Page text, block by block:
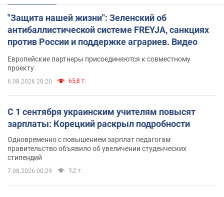
"Защита нашей жизни": Зеленский об
антибаллистической системе FREYJA, санкциях
против России и поддержке аграриев. Видео
Европейские партнеры присоединяются к совместному
проекту
6.08.2026 20:20 65,8 т.
С 1 сентября украинским учителям повысят
зарплаты: Корецкий раскрыл подробности
Одновременно с повышением зарплат педагогам
правительство объявило об увеличении студенческих
стипендий
7.08.2026 00:29 3,2 т.